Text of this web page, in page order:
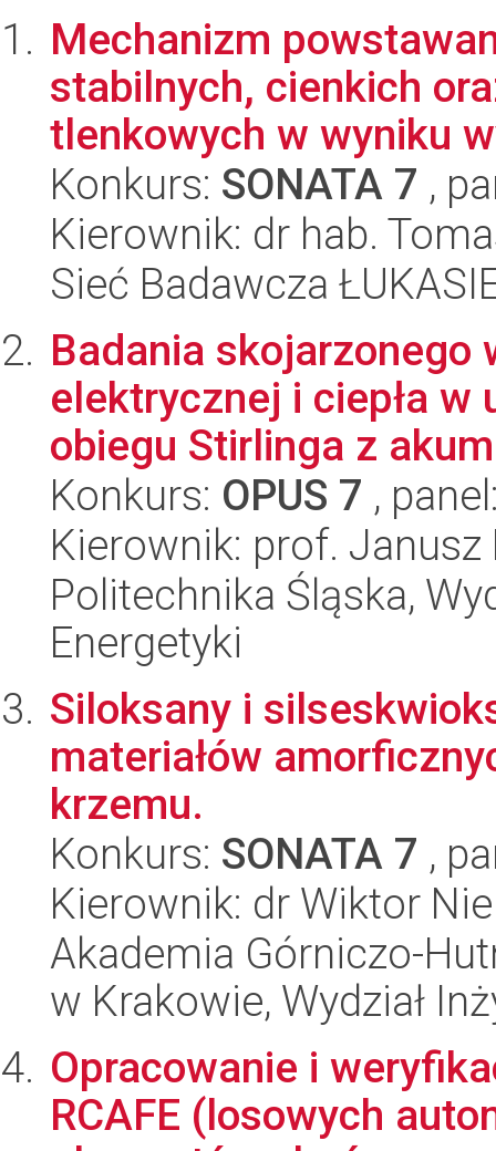
Mechanizm
stabilnych, cienkich
tlenkowych w wyniku
Konkurs: SONATA 7 ,
Kierownik: dr hab.
Sieć Badawcza
Badania skojarzonego
elektrycznej i ciepła w
obiegu Stirlinga z
Konkurs: OPUS 7 ,
Kierownik: prof.
Politechnika Śląska,
Energetyki
Siloksany i
materiałów
krzemu.
Konkurs: SONATA 7 ,
Kierownik: dr Wiktor
Akademia Górniczo-
w Krakowie, Wydział
Opracowanie i
RCAFE (losowych